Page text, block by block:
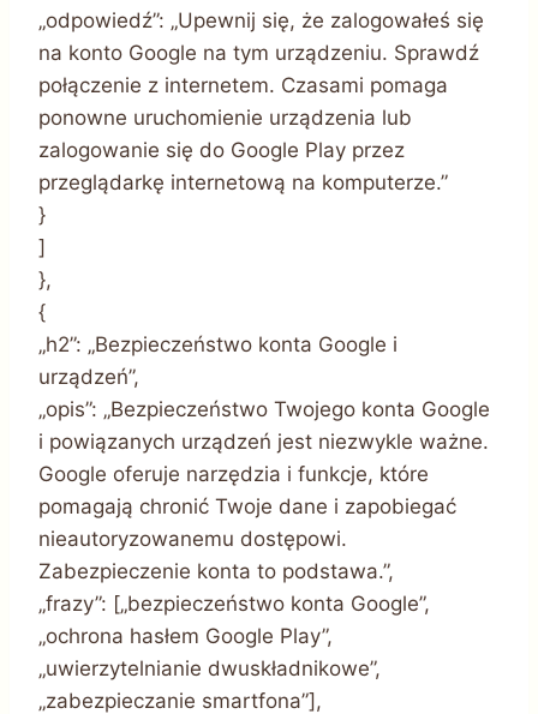
„odpowiedź”: „Upewnij się, że zalogowałeś się
na konto Google na tym urządzeniu. Sprawdź
połączenie z internetem. Czasami pomaga
ponowne uruchomienie urządzenia lub
zalogowanie się do Google Play przez
przeglądarkę internetową na komputerze.”
}
]
},
{
„h2”: „Bezpieczeństwo konta Google i
urządzeń”,
„opis”: „Bezpieczeństwo Twojego konta Google
i powiązanych urządzeń jest niezwykle ważne.
Google oferuje narzędzia i funkcje, które
pomagają chronić Twoje dane i zapobiegać
nieautoryzowanemu dostępowi.
Zabezpieczenie konta to podstawa.”,
„frazy”: [„bezpieczeństwo konta Google”,
„ochrona hasłem Google Play”,
„uwierzytelnianie dwuskładnikowe”,
„zabezpieczanie smartfona”],